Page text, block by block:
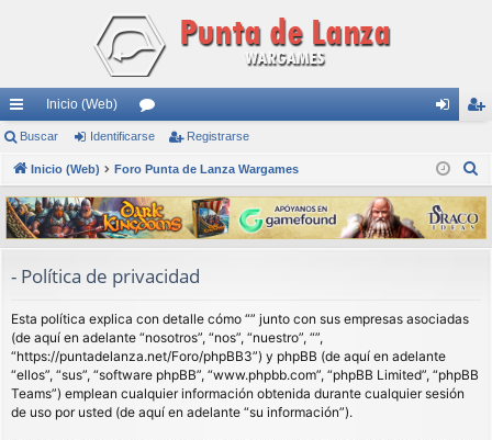
nl
ac
es
rá
s
Inicio (Web)
or
os nti
fic
ar
ist
ra
rs
Buscar Identificarse Registrarse
Inicio (Web) Foro Punta de Lanza Wargames
s
c
- Política de privacidad
Esta política explica con detalle cómo “” junto con sus empresas asociadas
(de aquí en adelante “nosotros”, “nos”, “nuestro”, “”,
“https://puntadelanza.net/Foro/phpBB3”) y phpBB (de aquí en adelante
“ellos”, “sus”, “software phpBB”, “www.phpbb.com”, “phpBB Limited”, “phpBB
Teams”) emplean cualquier información obtenida durante cualquier sesión
de uso por usted (de aquí en adelante “su información”).